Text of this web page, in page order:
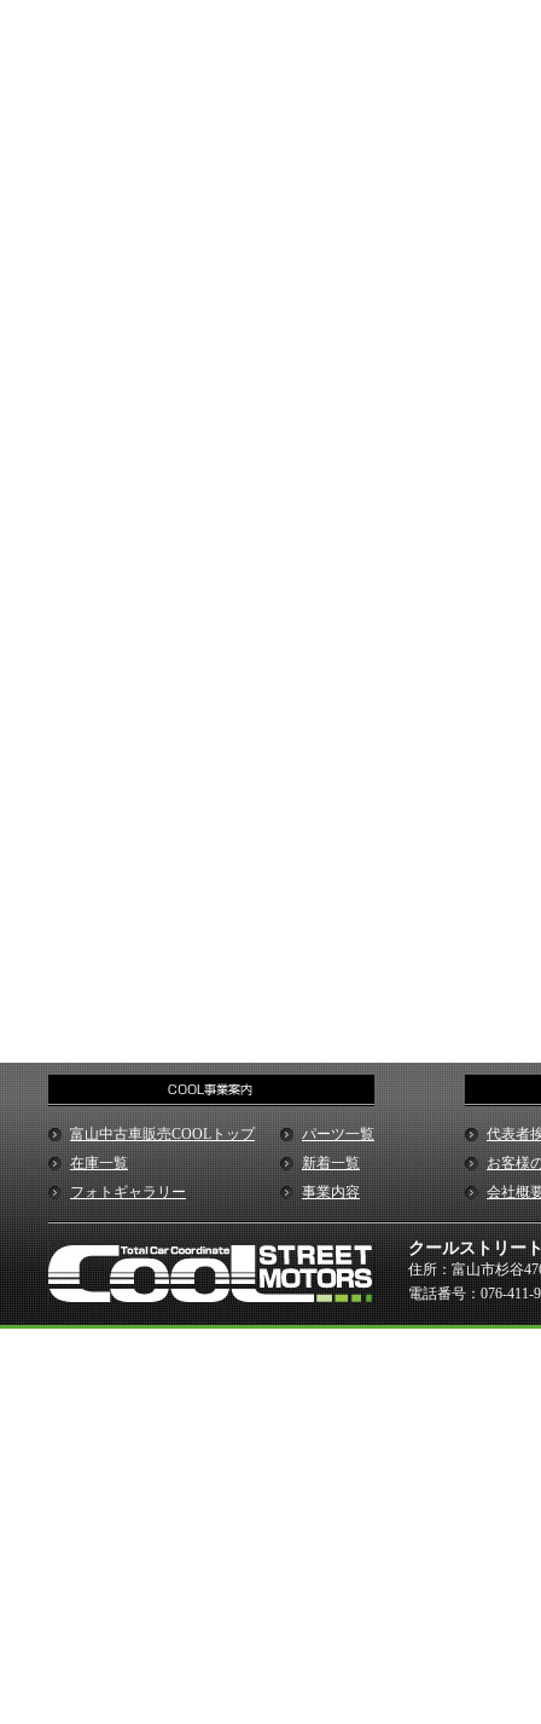
富山中古車販売COOLトップ
パーツ一覧
在庫一覧
新着一覧
フォトギャラリー
事業内容
代表者
お客様
会社概
クールストリー
住所：富山市杉谷
電話番号：076-